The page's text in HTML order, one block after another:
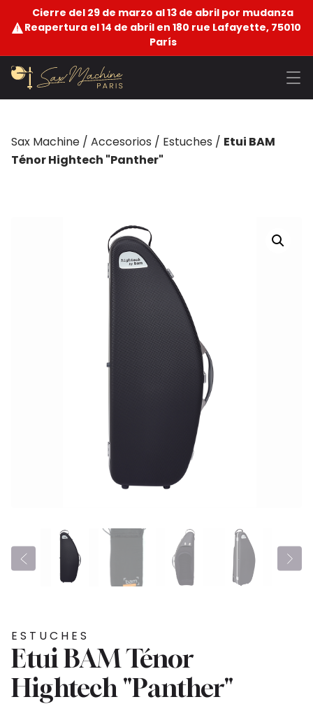
Cierre del 29 de marzo al 13 de abril por mudanza
Reapertura el 14 de abril en 180 rue Lafayette, 75010
París
Sax Machine / Accesorios / Estuches / Etui BAM
Ténor Hightech "Panther"
ESTUCHES
Etui BAM Ténor
Hightech "Panther"